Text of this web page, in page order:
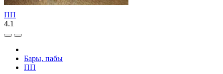
ПП
4.1
Бары, пабы
ПП